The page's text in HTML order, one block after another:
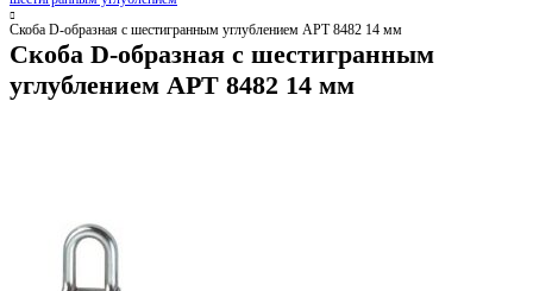
Скоба D-образная с шестигранным углублением АРТ 8482 14 мм
Скоба D-образная с шестигранным
углублением АРТ 8482 14 мм